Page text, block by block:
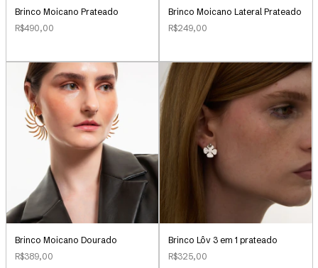
Brinco Moicano Prateado
R$490,00
Brinco Moicano Lateral Prateado
R$249,00
Brinco Moicano Dourado
R$389,00
Brinco Lôv 3 em 1 prateado
R$325,00